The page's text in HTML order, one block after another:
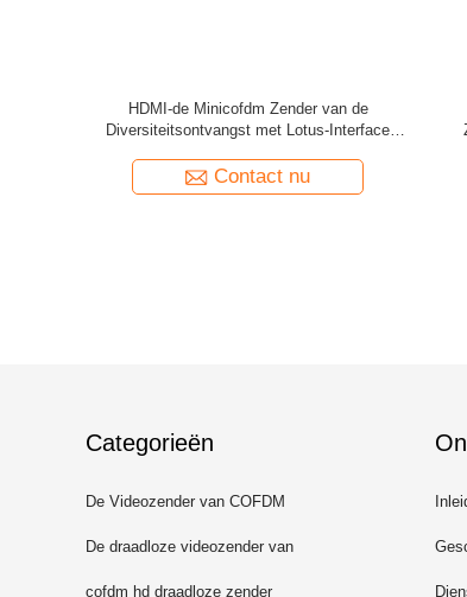
SDI HDMI CVBS Mini draadloze zender
Contact nu
Categorieën
De Videozender van COFDM
De draadloze videozender van
COFDM
cofdm hd draadloze zender